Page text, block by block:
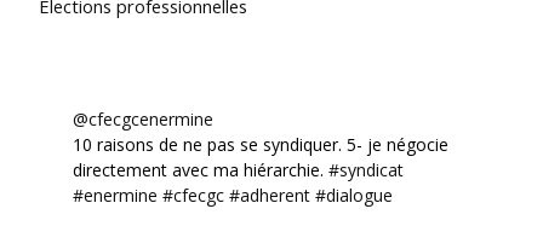
Élections professionnelles
@cfecgcenermine
10 raisons de ne pas se syndiquer. 5- je négocie
directement avec ma hiérarchie. #syndicat
#enermine #cfecgc #adherent #dialogue